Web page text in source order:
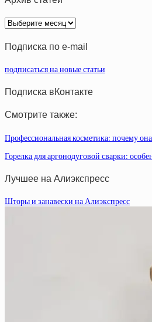
Архив
статей
Подписка по e-mail
подписаться на новые статьи
Подписка вКонтакте
Смотрите также:
Профессиональная косметика: почему
Горелка для аргонодуговой сварки:
Лучшее на Алиэкспресс
Шторы и занавески на Алиэкспресс